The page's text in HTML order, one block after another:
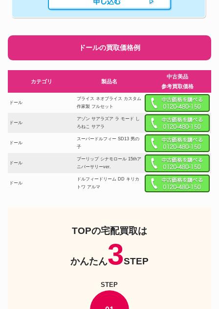
ドールの買取価格例
カテゴリ 製品名
中古美品
参考買取価格
ドール
ブライス ネオブライス カスタム
作家製 フルセット
ドール
アゾン サアラズア ラ モード し
ろねこ サアラ
ドール
スーパードルフィー SD13 男の
子
ドール
プーリップ シナモロール 15thア
ニバーサリーver.
ドール
ドルフィードリーム DD キリカ
トワ アルマ
ベリーミルフィーユ
スーパードルフィー 夢天使ウナ
リカちゃん ゆめみるリカちゃん
バービー エクストラ ドール #18
TOPの宅配買取は
かんたん3STEP
STEP